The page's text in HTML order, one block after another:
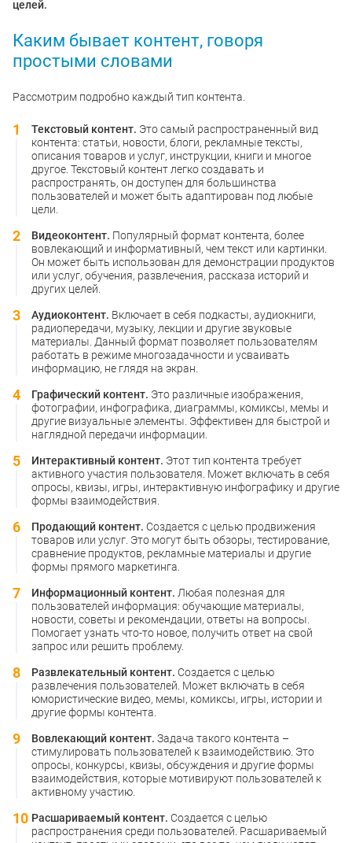
целей.
Каким бывает контент, говоря
простыми словами
Рассмотрим подробно каждый тип контента.
Текстовый контент. Это самый распространенный вид
контента: статьи, новости, блоги, рекламные тексты,
описания товаров и услуг, инструкции, книги и многое
другое. Текстовый контент легко создавать и
распространять, он доступен для большинства
пользователей и может быть адаптирован под любые
цели.
Видеоконтент. Популярный формат контента, более
вовлекающий и информативный, чем текст или картинки.
Он может быть использован для демонстрации продуктов
или услуг, обучения, развлечения, рассказа историй и
других целей.
Аудиоконтент. Включает в себя подкасты, аудиокниги,
радиопередачи, музыку, лекции и другие звуковые
материалы. Данный формат позволяет пользователям
работать в режиме многозадачности и усваивать
информацию, не глядя на экран.
Графический контент. Это различные изображения,
фотографии, инфографика, диаграммы, комиксы, мемы и
другие визуальные элементы. Эффективен для быстрой и
наглядной передачи информации.
Интерактивный контент. Этот тип контента требует
активного участия пользователя. Может включать в себя
опросы, квизы, игры, интерактивную инфографику и другие
формы взаимодействия.
Продающий контент. Создается с целью продвижения
товаров или услуг. Это могут быть обзоры, тестирование,
сравнение продуктов, рекламные материалы и другие
формы прямого маркетинга.
Информационный контент. Любая полезная для
пользователей информация: обучающие материалы,
новости, советы и рекомендации, ответы на вопросы.
Помогает узнать что-то новое, получить ответ на свой
запрос или решить проблему.
Развлекательный контент. Создается с целью
развлечения пользователей. Может включать в себя
юмористические видео, мемы, комиксы, игры, истории и
другие формы контента.
Вовлекающий контент. Задача такого контента –
стимулировать пользователей к взаимодействию. Это
опросы, конкурсы, квизы, обсуждения и другие формы
взаимодействия, которые мотивируют пользователей к
активному участию.
Расшариваемый контент. Создается с целью
распространения среди пользователей. Расшариваемый